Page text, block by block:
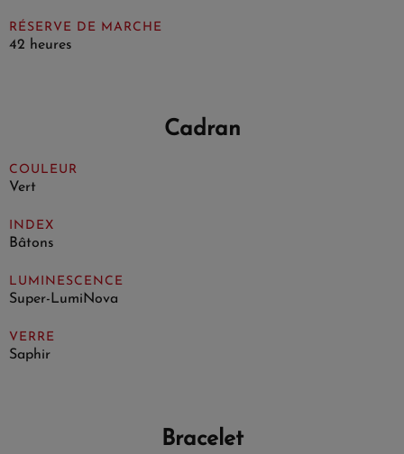
RÉSERVE DE MARCHE
42 heures
Cadran
COULEUR
Vert
INDEX
Bâtons
LUMINESCENCE
Super-LumiNova
VERRE
Saphir
Bracelet